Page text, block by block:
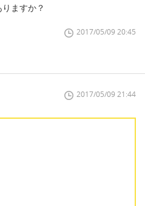
ますか？
2017/05/09 20:45
2017/05/09 21:44